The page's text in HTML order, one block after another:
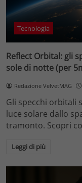
Tecnologia
Reflect Orbital: gli
sole di notte (per
Redazione VelvetMAG
Gli specchi orbitali
luce solare dallo
tramonto. Scopri
Leggi di più